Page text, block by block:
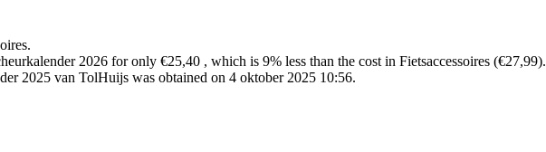
2026 for only €25,40 , which is 9% less than the cost in Fietsaccessoires (€27,99).
2025 van TolHuijs was obtained on 4 oktober 2025 10:56.